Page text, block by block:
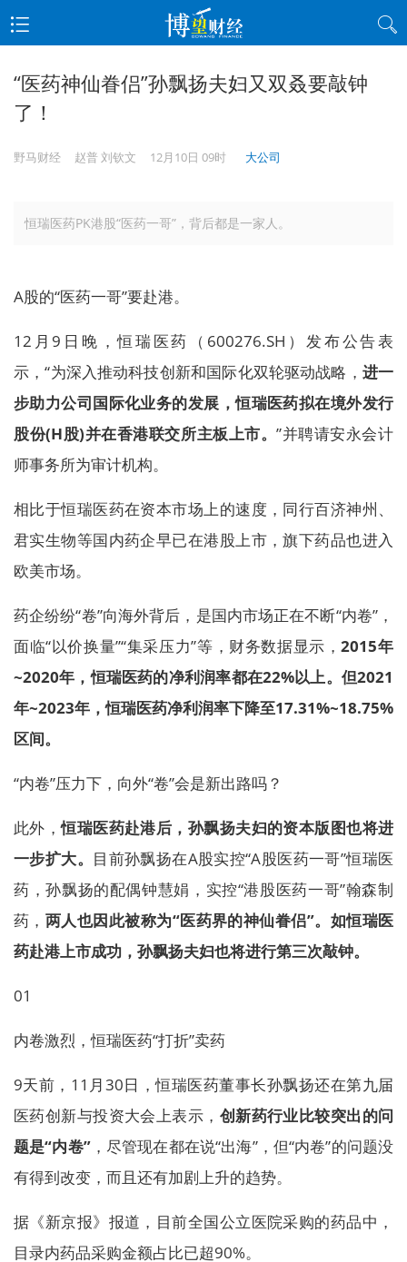
“医药神仙眷侣”孙飘扬夫妇又双叒要敲钟
了！
野马财经 赵普 刘钦文 12月10日 09时 大公司
恒瑞医药PK港股“医药一哥”，背后都是一家人。
A股的“医药一哥”要赴港。
12月9日晚，恒瑞医药（600276.SH）发布公告表
示，“为深入推动科技创新和国际化双轮驱动战略， 进一
步助力公司国际化业务的发展，恒瑞医药拟在境外发行
股份(H股)并在香港联交所主板上市。”并聘请安永会计
师事务所为审计机构。
相比于恒瑞医药在资本市场上的速度，同行百济神州、
君实生物等国内药企早已在港股上市，旗下药品也进入
欧美市场。
药企纷纷“卷”向海外背后，是国内市场正在不断“内卷”，
面临“以价换量”“集采压力”等，财务数据显示，2015年
~2020年，恒瑞医药的净利润率都在22%以上。但2021
年~2023年，恒瑞医药净利润率下降至17.31%~18.75%
区间。
“内卷”压力下，向外“卷”会是新出路吗？
此外，恒瑞医药赴港后，孙飘扬夫妇的资本版图也将进
一步扩大。 目前孙飘扬在A股实控“A股医药一哥”恒瑞医
药，孙飘扬的配偶钟慧娟，实控“港股医药一哥”翰森制
药， 两人也因此被称为“医药界的神仙眷侣”。如恒瑞医
药赴港上市成功，孙飘扬夫妇也将进行第三次敲钟。
01
内卷激烈，恒瑞医药“打折”卖药
9天前，11月30日，恒瑞医药董事长孙飘扬还在第九届
医药创新与投资大会上表示， 创新药行业比较突出的问
题是“内卷”，尽管现在都在说“出海”，但“内卷”的问题没
有得到改变，而且还有加剧上升的趋势。
据《新京报》报道，目前全国公立医院采购的药品中，
目录内药品采购金额占比已超90%。